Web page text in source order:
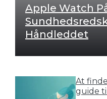
Apple Watch
Håndleddet
At
guide